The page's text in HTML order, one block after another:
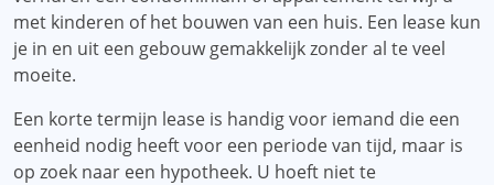
met kinderen of het bouwen van een huis. Een lease kun
je in en uit een gebouw gemakkelijk zonder al te veel
moeite.
Een korte termijn lease is handig voor iemand die een
eenheid nodig heeft voor een periode van tijd, maar is
op zoek naar een hypotheek. U hoeft niet te